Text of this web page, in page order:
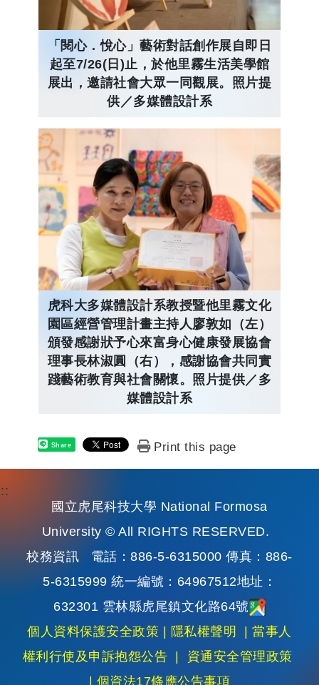
「閱心．悅心」藝術對話創作展自即日
起至7/26(日)止，於他里霧生活美學館
展出，邀請社會大眾一同觀展。照片提
供／多媒體設計系
虎科大多媒體設計系教授暨他里霧文化
園區經營管理計畫主持人廖敦如（左）
頒發感謝狀予心來富身心健康發展協會
理事長林淑圓（右），感謝協會共同實
踐藝術教育與社會關懷。照片提供／多
媒體設計系
Share Print this page
國立虎尾科技大學 National Formosa
University © All RIGHTS RESERVED.
校務資訊 電話：886-5-6315000 傳真：886-
5-6315999 統一編號：64967512地址：
632301 雲林縣虎尾鎮文化路64號
個人資料保護安全政策 | 隱私權聲明 |當事人
權利行使及申訴抱怨公告 | 資通安全管理政策
| 個資法17條應公告事項